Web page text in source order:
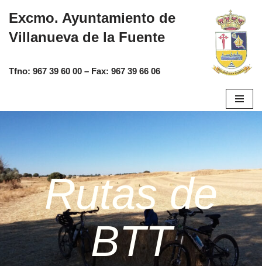
Saltar
al
Excmo. Ayuntamiento de
Villanueva de la Fuente
Tfno: 967 39 60 00 – Fax: 967 39 66 06
Rutas de
BTT